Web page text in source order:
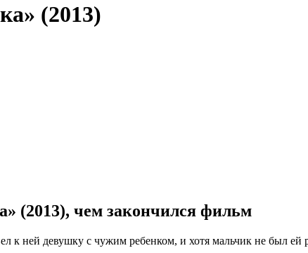
(2013)
(2013), чем закончился фильм
к ней девушку с чужим ребенком, и хотя мальчик не был